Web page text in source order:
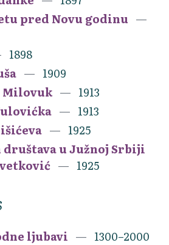
pred Novu godinu
1898
1909
Milovuk
1913
1913
1925
društava u Južnoj Srbiji
1925
ljubavi
1300–2000